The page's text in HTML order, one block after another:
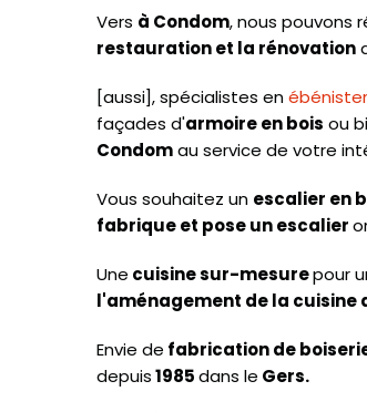
Vers à Condom, nous pouvons
restauration et la rénovation
[aussi], spécialistes en
façades d'armoire en bois ou
Condomau service de votre
Vous souhaitez un escalier en
fabrique et pose un escalier
Une cuisine sur-mesurepour
l'aménagement de la cuisine
Envie de fabrication de
depuis1985dans le Gers.